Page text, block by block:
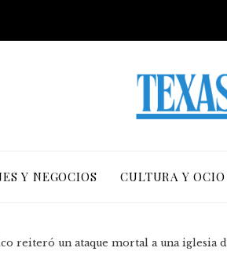
Y NEGOCIOS CULTURA Y OCIO
reiteró un ataque mortal a una iglesia